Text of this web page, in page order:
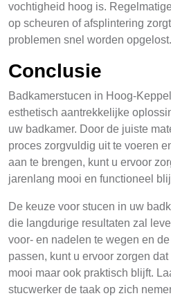
vochtigheid hoog is.
op scheuren of afsplintering
problemen snel worden opgelost.
Conclusie
Badkamerstucen in Hoog-
esthetisch aantrekkelijke
uw badkamer. Door de juiste
proces zorgvuldig uit te voeren
aan te brengen, kunt u ervoor
jarenlang mooi en functioneel
De keuze voor stucen in uw
die langdurige resultaten zal
voor- en nadelen te wegen en
passen, kunt u ervoor zorgen
mooi maar ook praktisch blijft.
stucwerker de taak op zich